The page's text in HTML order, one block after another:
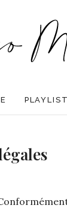
PLAYLIST